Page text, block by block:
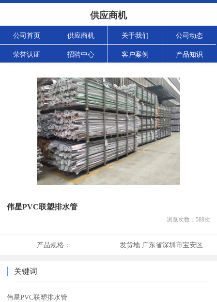
供应商机
公司首页 供应商机 关于我们 公司动态
荣誉认证 招聘中心 客户案例 产品知识
伟星PVC联塑排水管
浏览次数： 588次
产品规格： 发货地:广东省深圳市宝安区
关键词
伟星PVC联塑排水管